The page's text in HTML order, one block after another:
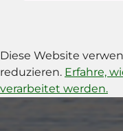
Diese Website
reduzieren. Erfahre,
verarbeitet werden.